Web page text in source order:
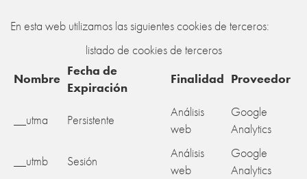
En esta web utilizamos las siguientes cookies de terceros:
listado de cookies de terceros
Nombre
Fecha de
Expiración
Finalidad Proveedor
__utma Persistente
Análisis
web
Google
Analytics
__utmb Sesión
Análisis
web
Google
Analytics